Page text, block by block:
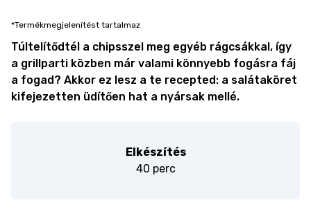
*Termékmegjelenítést tartalmaz
Túltelítődtél a chipsszel meg egyéb rágcsákkal, így
a grillparti közben már valami könnyebb fogásra fáj
a fogad? Akkor ez lesz a te recepted: a salátaköret
kifejezetten üdítően hat a nyársak mellé.
Elkészítés
40 perc